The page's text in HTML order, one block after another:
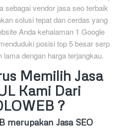
sebagai vendor jasa seo terbaik
solusi tepat dan cerdas yang
Anda kehalaman 1 Google
posisi top 5 besar serp
dengan harga terjangkau.
Memilih Jasa
Kami Dari
?
merupakan Jasa SEO